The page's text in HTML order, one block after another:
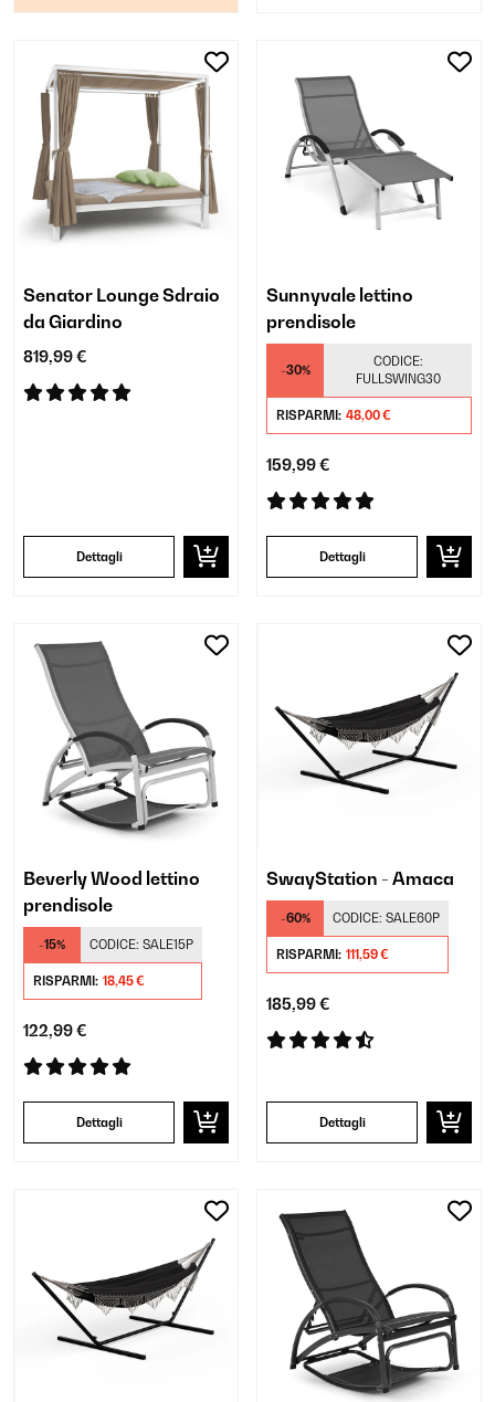
Senator Lounge Sdraio
da Giardino
819,99 €
Dettagli
Sunnyvale lettino
prendisole
-30%
CODICE:
FULLSWING30
RISPARMI: 48,00 €
159,99 €
Dettagli
Beverly Wood lettino
prendisole
-15% CODICE: SALE15P
RISPARMI: 18,45 €
122,99 €
Dettagli
SwayStation - Amaca
-60% CODICE: SALE60P
RISPARMI: 111,59 €
185,99 €
Dettagli